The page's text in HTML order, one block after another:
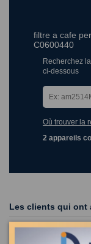
filtre a cafe
C0600440
Recherchez
ci-dessous
Où trouver la
2 appareils
Les clients qui ont